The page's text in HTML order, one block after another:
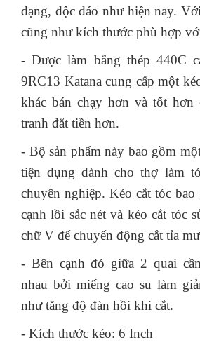
dạng, độc đáo như hiện nay.
cũng như kích thước phù hợp
- Được làm bằng thép 440C
9RC13 Katana cung cấp một
khác bán chạy hơn và tốt hơn
tranh đắt tiền hơn.
- Bộ sản phẩm này bao gồm
tiện dụng dành cho thợ làm
chuyên nghiệp. Kéo cắt tóc
cạnh lồi sắc nét và kéo cắt tóc
chữ V để chuyển động cắt tỉa
- Bên cạnh đó giữa 2 quai
nhau bởi miếng cao su làm
như tăng độ đàn hồi khi cắt.
- Kích thước kéo: 6 Inch